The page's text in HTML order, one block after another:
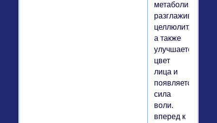
метаболизм,
разглаживается
целлюлит,
а также
улучшается
цвет
лица и
появляется
сила
воли.
вперед к